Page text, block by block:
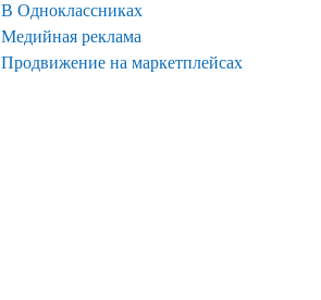
В Одноклассниках
Медийная реклама
Продвижение на маркетплейсах